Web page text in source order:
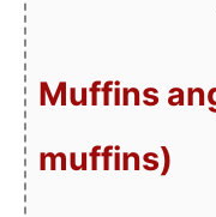
Muffins
muffins)